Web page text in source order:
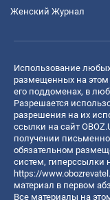
Женский Журнал
Использование
размещенных на этом
его поддоменах, в
Разрешается
разрешения на их
ссылки на сайт
получении
обязательном
систем, гиперссылки
https://
материал в первом
Все материалы на